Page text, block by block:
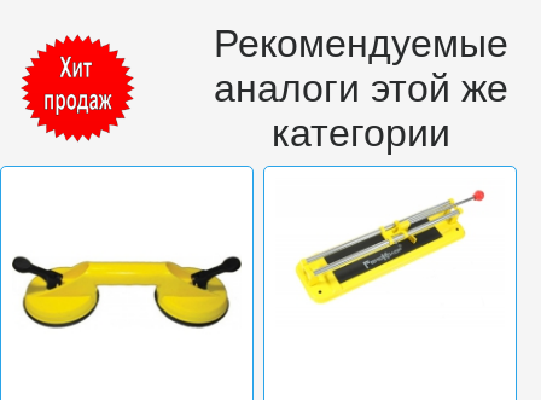
Рекомендуемые
аналоги этой же
категории